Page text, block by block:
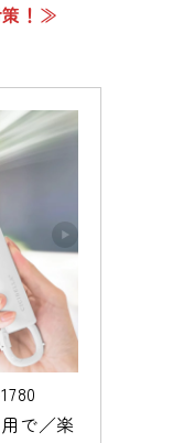
策！≫
で／楽